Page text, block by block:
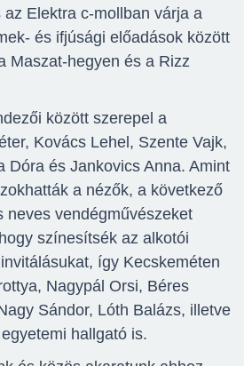
Elektra c-mollban várja a
és ifjúsági előadások között
Maszat-hegyen és a Rizz
között szerepel a
Kovács Lehel, Szente Vajk,
Dóra és Jankovics Anna. Amint
a nézők, a következő
neves vendégművészeket
színesítsék az alkotói
így Kecskeméten
Nagypál Orsi, Béres
Sándor, Lóth Balázs, illetve
hallgató is.